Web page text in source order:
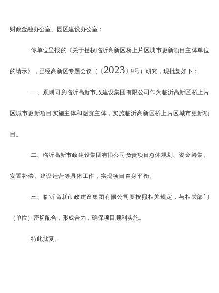
财政金融办公室、园区建设办公室：
你单位呈报的《关于授权临沂高新区桥上片区城市更新项目主体单位
的请示》，已经高新区专题会议（〔 2023 〕 9号）研究，现批复如下：
一、原则同意临沂高新市政建设集团有限公司作为临沂高新区桥上片
区城市更新项目实施主体和融资主体，实施临沂高新区桥上片区城市更新项
目。
二、临沂高新市政建设集团有限公司负责项目总体规划、 资金筹集、
安置补偿、建设运营等具体工作，实现项目自身平衡。
三、临沂高新市政建设集团有限公司要按照相关规定，与相关部门
（单位）密切配合，形成合力，确保项目顺利实施。
特此批复。